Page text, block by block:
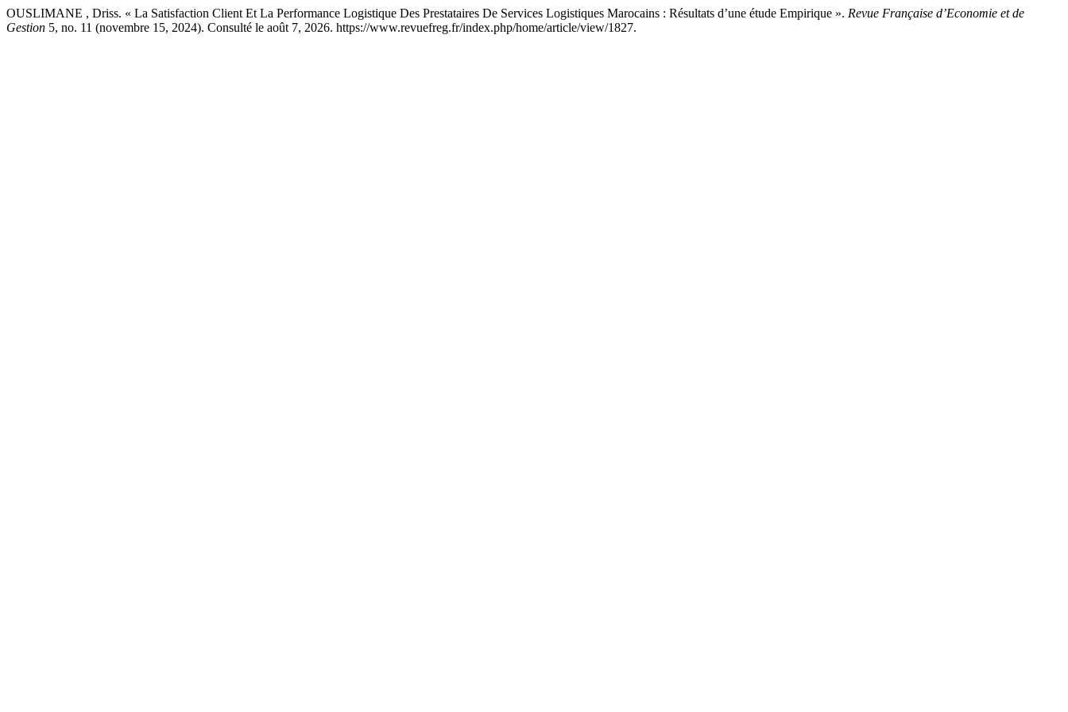
OUSLIMANE , Driss. « La Satisfaction Client Et La Performance Logistique Des Prestataires De Services Logistiques Marocains : Résultats d’une étude Empirique ». Revue Française d’Economie et de
Gestion 5, no. 11 (novembre 15, 2024). Consulté le août 7, 2026. https://www.revuefreg.fr/index.php/home/article/view/1827.